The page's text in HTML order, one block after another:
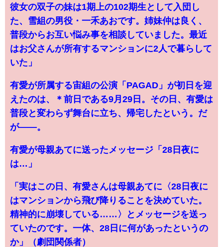
彼女の双子の妹は1期上の102期生として入団し
た、雪組の男役・一禾あおです。姉妹仲は良く、
普段からお互い悩み事を相談していました。最近
はお父さんが所有するマンションに2人で暮らして
いた」
有愛が所属する宙組の公演「PAGAD」が初日を迎
えたのは、＊前日である9月29日。その日、有愛は
普段と変わらず舞台に立ち、帰宅したという。だ
が――。
有愛が母親あてに送ったメッセージ「28日夜に
は…」
「実はこの日、有愛さんは母親あてに〈28日夜に
はマンションから飛び降りることを決めていた。
精神的に崩壊している……〉とメッセージを送っ
ていたのです。一体、28日に何があったというの
か」（劇団関係者）